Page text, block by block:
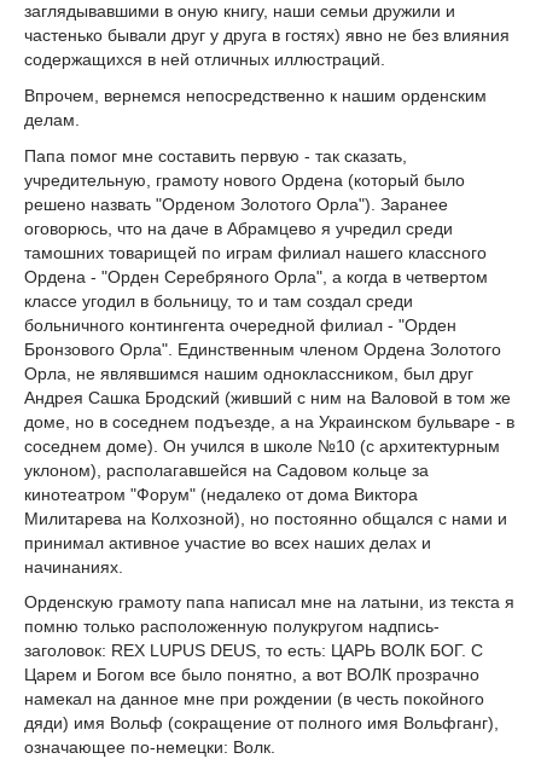
заглядывавшими в оную книгу, наши семьи дружили и
частенько бывали друг у друга в гостях) явно не без влияния
содержащихся в ней отличных иллюстраций.
Впрочем, вернемся непосредственно к нашим орденским
делам.
Папа помог мне составить первую - так сказать,
учредительную, грамоту нового Oрдена (который было
решено назвать "Орденом Золотого Орла"). Заранее
оговорюсь, что на даче в Абрамцево я учредил среди
тамошних товарищей по играм филиал нашего классного
Ордена - "Орден Серебряного Орла", а когда в четвертом
классе угодил в больницу, то и там создал среди
больничного контингента очередной филиал - "Орден
Бронзового Орла". Единственным членом Ордена Золотого
Орла, не являвшимся нашим одноклассником, был друг
Андрея Сашка Бродский (живший с ним на Валовой в том же
доме, но в соседнем подъезде, а на Украинском бульваре - в
соседнем доме). Он учился в школе №10 (с архитектурным
уклоном), располагавшейся на Садовом кольце за
кинотеатром "Форум" (недалеко от дома Виктора
Милитарева на Колхозной), но постоянно общался с нами и
принимал активное участие во всех наших делах и
начинаниях.
Орденскую грамоту папа написал мне на латыни, из текста я
помню только расположенную полукругом надпись-
заголовок: REX LUPUS DEUS, то есть: ЦАРЬ ВОЛК БОГ. С
Царем и Богом все было понятно, а вот ВОЛК прозрачно
намекал на данное мне при рождении (в честь покойного
дяди) имя Вольф (сокращение от полного имя Вольфганг),
означающее по-немецки: Волк.